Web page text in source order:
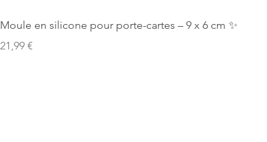
Moule en silicone pour porte-cartes – 9 x 6 cm ✨
Prix
21,99 €